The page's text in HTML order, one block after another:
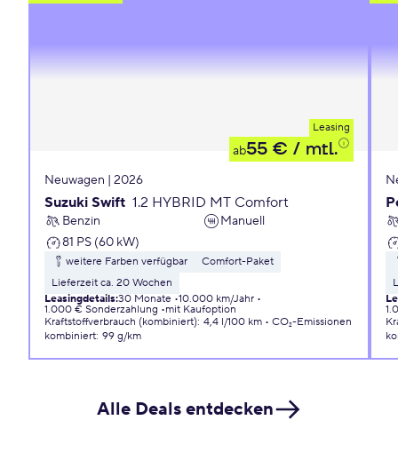
Leasing
ab55 € / mtl.
Neuwagen | 2026
Suzuki Swift 1.2 HYBRID MT Comfort
Benzin
Manuell
81 PS (60 kW)
weitere Farben verfügbar
Comfort-Paket
Lieferzeit ca. 20 Wochen
Leasingdetails:30 Monate 10.000 km/Jahr
1.000 € Sonderzahlung
mit Kaufoption
Kraftstoffverbrauch (kombiniert): 4,4 l/100 km
CO₂-Emissionen
kombiniert: 99 g/km
Alle Deals entdecken